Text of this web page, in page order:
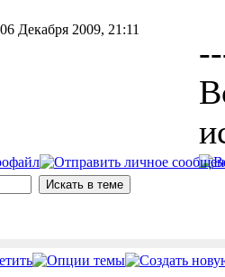
Декабря 2009, 21:11